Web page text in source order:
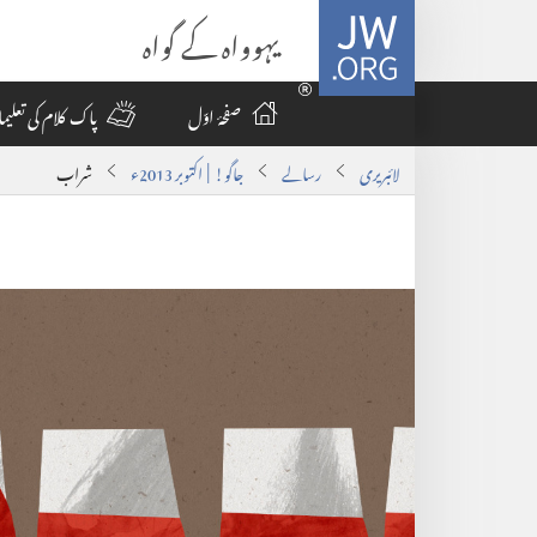
JW.ORG یہوواہ کے گواہ
صفحۂ اوّل پاک کلام کی
لائبریری رسالے جاگو! | اکتوبر ‏2013ء شراب